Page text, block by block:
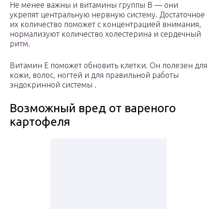
Не менее важны и витамины группы В — они
укрепят центральную нервную систему. Достаточное
их количество поможет с концентрацией внимания,
нормализуют количество холестерина и сердечный
ритм.
Витамин Е поможет обновить клетки. Он полезен для
кожи, волос, ногтей и для правильной работы
эндокринной системы .
Возможный вред от вареного
картофеля